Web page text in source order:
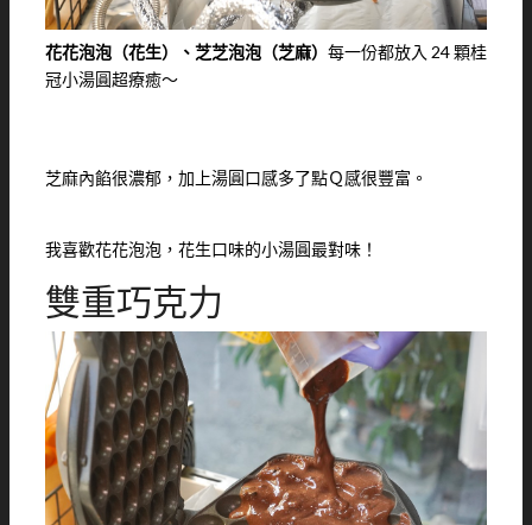
花花泡泡（花生）、芝芝泡泡（芝麻） 每一份都放入 24 顆桂
冠小湯圓超療癒～
芝麻內餡很濃郁，加上湯圓口感多了點Ｑ感很豐富。
我喜歡花花泡泡，花生口味的小湯圓最對味！
雙重巧克力